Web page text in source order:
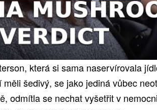
která si sama naservírovala
měli šedivý, se jako jediná vůbec
odmítla se nechat vyšetřit v